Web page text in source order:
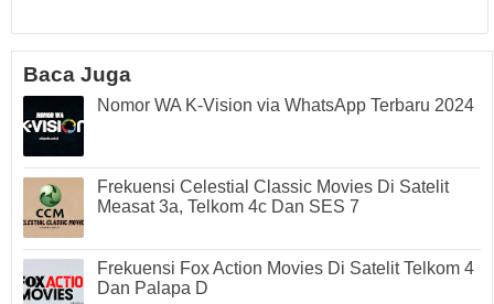
Baca Juga
Nomor WA K-Vision via WhatsApp Terbaru 2024
Frekuensi Celestial Classic Movies Di Satelit
Measat 3a, Telkom 4c Dan SES 7
Frekuensi Fox Action Movies Di Satelit Telkom 4
Dan Palapa D